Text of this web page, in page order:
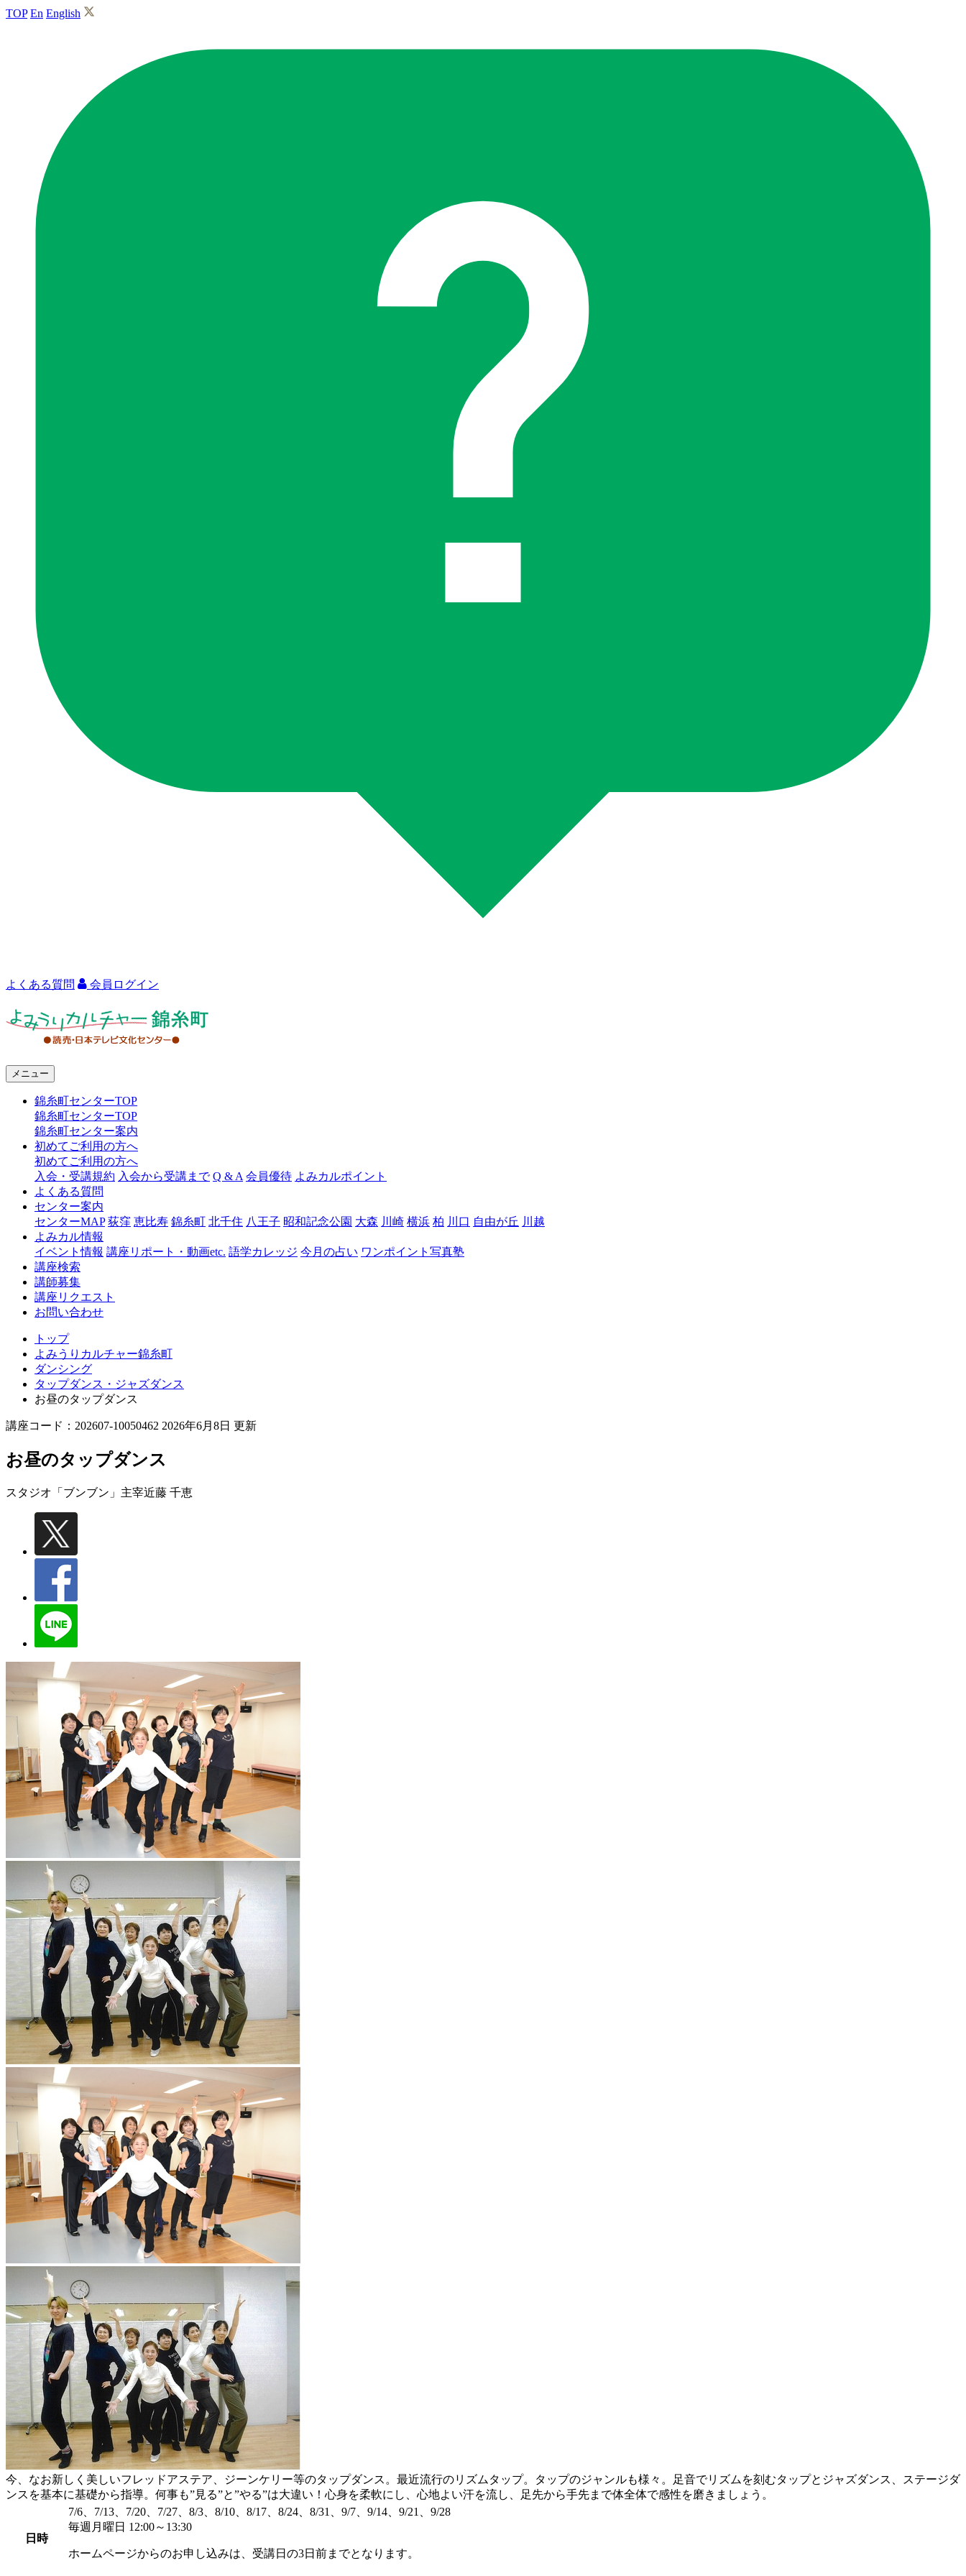
TOP En English
よくある質問 会員ログイン
ャ
錦
糸
メニュー
錦糸町センターTOP
錦糸町センターTOP
錦糸町センター案内
初めてご利用の方へ
初めてご利用の方へ
入会・受講規約 入会から受講まで Q & A 会員優待 よみカルポイント
よくある質問
センター案内
センターMAP 荻窪 恵比寿 錦糸町 北千住 八王子 昭和記念公園 大森 川崎 横浜 柏 川口 自由が丘 川越
よみカル情報
イベント情報 講座リポート・動画etc. 語学カレッジ 今月の占い ワンポイント写真塾
講座検索
講師募集
講座リクエスト
お問い合わせ
トップ
よみうりカルチャー錦糸町
ダンシング
タップダンス・ジャズダンス
お昼のタップダンス
講座コード：202607-10050462 2026年6月8日 更新
お昼のタップダンス
スタジオ「ブンブン」主宰近藤 千恵
今、なお新しく美しいフレッドアステア、ジーンケリー等のタップダンス。最近流行のリズムタップ。タップのジャンルも様々。足音でリズムを刻むタップとジャズダンス、ステージダ
ンスを基本に基礎から指導。何事も”見る”と”やる”は大違い！心身を柔軟にし、心地よい汗を流し、足先から手先まで体全体で感性を磨きましょう。
日時
7/6、7/13、7/20、7/27、8/3、8/10、8/17、8/24、8/31、9/7、9/14、9/21、9/28
毎週月曜日 12:00～13:30
ホームページからのお申し込みは、受講日の3日前までとなります。